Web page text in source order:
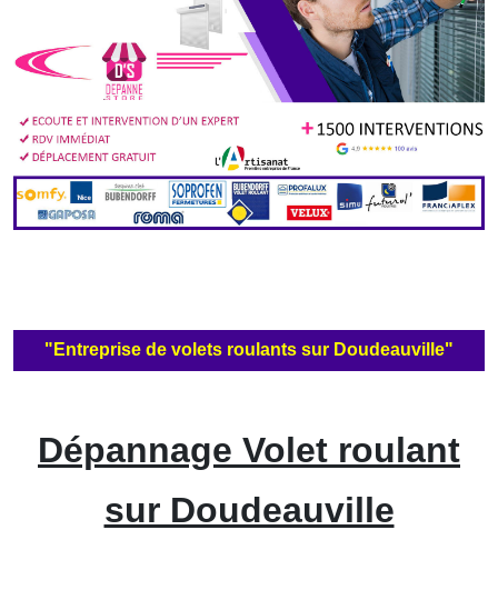
"Entreprise de volets roulants sur Doudeauville"
Dépannage Volet roulant
sur Doudeauville